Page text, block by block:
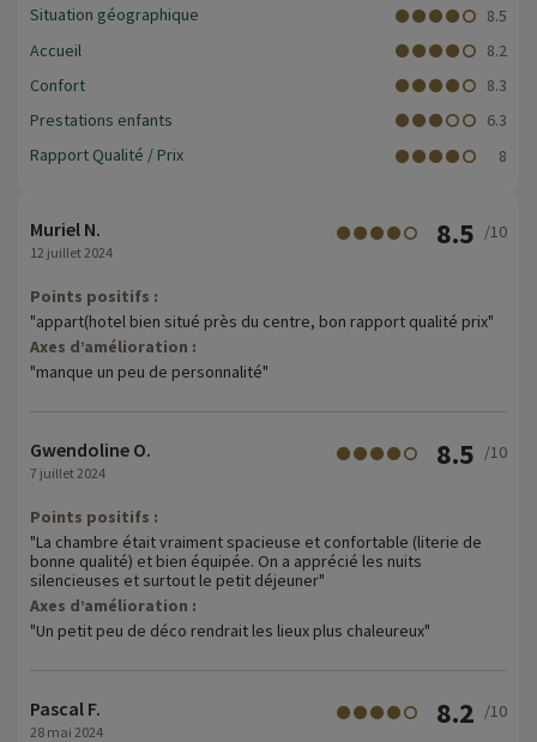
Situation géographique
8.5
Accueil
8.2
Confort
8.3
Prestations enfants
6.3
Rapport Qualité / Prix
8
Muriel N.
12 juillet 2024
8.5 /10
Points positifs :
"appart(hotel bien situé près du centre, bon rapport qualité prix"
Axes d’amélioration :
"manque un peu de personnalité"
Gwendoline O.
7 juillet 2024
8.5 /10
Points positifs :
"La chambre était vraiment spacieuse et confortable (literie de
bonne qualité) et bien équipée. On a apprécié les nuits
silencieuses et surtout le petit déjeuner"
Axes d’amélioration :
"Un petit peu de déco rendrait les lieux plus chaleureux"
Pascal F.
28 mai 2024
8.2 /10